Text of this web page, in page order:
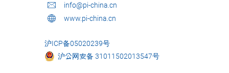
info@pi-china.cn
www.pi-china.cn
沪ICP备05020239号
沪公网安备 31011502013547号